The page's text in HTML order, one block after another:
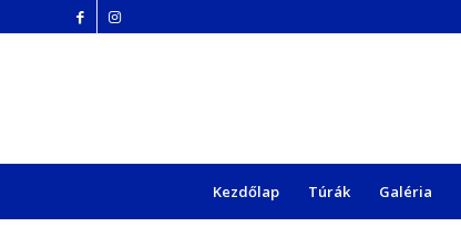
Kezdőlap Túrák Galéria